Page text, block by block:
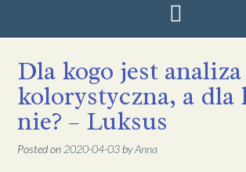
Dla kogo jest analiza
kolorystyczna, a dla
nie? – Luksus
Posted on 2020-04-03 byAnna